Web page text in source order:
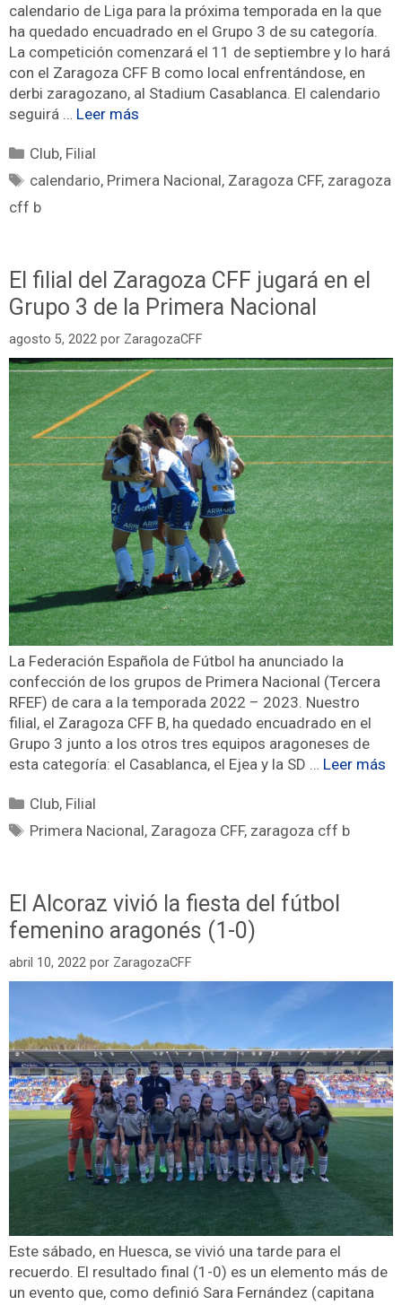
calendario de Liga para la próxima temporada en la que
ha quedado encuadrado en el Grupo 3 de su categoría.
La competición comenzará el 11 de septiembre y lo hará
con el Zaragoza CFF B como local enfrentándose, en
derbi zaragozano, al Stadium Casablanca. El calendario
seguirá … Leer más
Club, Filial
calendario, Primera Nacional, Zaragoza CFF, zaragoza
cff b
El filial del Zaragoza CFF jugará en el
Grupo 3 de la Primera Nacional
agosto 5, 2022 por ZaragozaCFF
La Federación Española de Fútbol ha anunciado la
confección de los grupos de Primera Nacional (Tercera
RFEF) de cara a la temporada 2022 – 2023. Nuestro
filial, el Zaragoza CFF B, ha quedado encuadrado en el
Grupo 3 junto a los otros tres equipos aragoneses de
esta categoría: el Casablanca, el Ejea y la SD … Leer más
Club, Filial
Primera Nacional, Zaragoza CFF, zaragoza cff b
El Alcoraz vivió la fiesta del fútbol
femenino aragonés (1-0)
abril 10, 2022 por ZaragozaCFF
Este sábado, en Huesca, se vivió una tarde para el
recuerdo. El resultado final (1-0) es un elemento más de
un evento que, como definió Sara Fernández (capitana